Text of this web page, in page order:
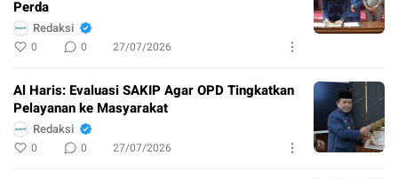
Perda
Redaksi
0 0 27/07/2026
Al Haris: Evaluasi SAKIP Agar OPD Tingkatkan
Pelayanan ke Masyarakat
Redaksi
0 0 27/07/2026